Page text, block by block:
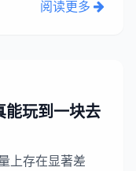
相理解。ISFP
阅读更多
玩到一块去
上存在显著差